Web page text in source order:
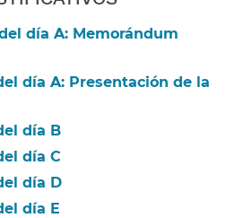
día A: Memorándum
día A: Presentación de la
día B​​
día C​​
día D​​
día E​​